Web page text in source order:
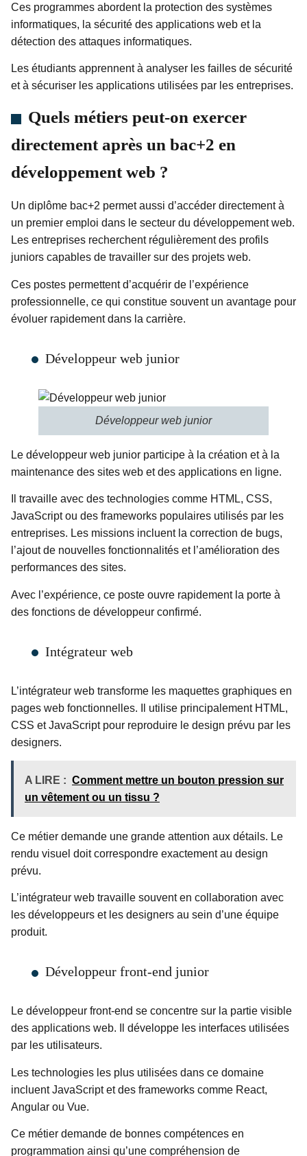
Ces programmes abordent la protection des systèmes
informatiques, la sécurité des applications web et la
détection des attaques informatiques.
Les étudiants apprennent à analyser les failles de sécurité
et à sécuriser les applications utilisées par les entreprises.
Quels métiers peut-on exercer
directement après un bac+2 en
développement web ?
Un diplôme bac+2 permet aussi d’accéder directement à
un premier emploi dans le secteur du développement web.
Les entreprises recherchent régulièrement des profils
juniors capables de travailler sur des projets web.
Ces postes permettent d’acquérir de l’expérience
professionnelle, ce qui constitue souvent un avantage pour
évoluer rapidement dans la carrière.
Développeur web junior
Développeur web junior
Le développeur web junior participe à la création et à la
maintenance des sites web et des applications en ligne.
Il travaille avec des technologies comme HTML, CSS,
JavaScript ou des frameworks populaires utilisés par les
entreprises. Les missions incluent la correction de bugs,
l’ajout de nouvelles fonctionnalités et l’amélioration des
performances des sites.
Avec l’expérience, ce poste ouvre rapidement la porte à
des fonctions de développeur confirmé.
Intégrateur web
L’intégrateur web transforme les maquettes graphiques en
pages web fonctionnelles. Il utilise principalement HTML,
CSS et JavaScript pour reproduire le design prévu par les
designers.
A LIRE : Comment mettre un bouton pression sur
un vêtement ou un tissu ?
Ce métier demande une grande attention aux détails. Le
rendu visuel doit correspondre exactement au design
prévu.
L’intégrateur web travaille souvent en collaboration avec
les développeurs et les designers au sein d’une équipe
produit.
Développeur front-end junior
Le développeur front-end se concentre sur la partie visible
des applications web. Il développe les interfaces utilisées
par les utilisateurs.
Les technologies les plus utilisées dans ce domaine
incluent JavaScript et des frameworks comme React,
Angular ou Vue.
Ce métier demande de bonnes compétences en
programmation ainsi qu’une compréhension de